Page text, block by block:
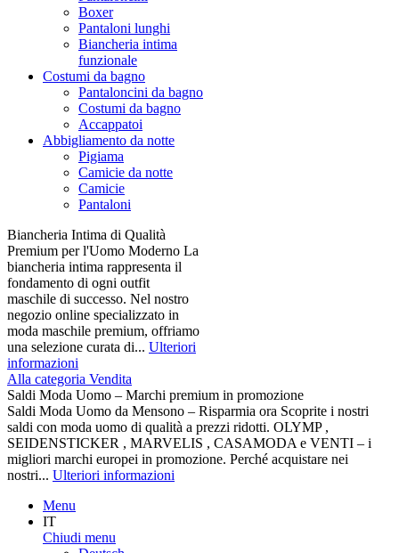
Boxer
Pantaloni lunghi
Biancheria intima
funzionale
Costumi da bagno
Pantaloncini da bagno
Costumi da bagno
Accappatoi
Abbigliamento da notte
Pigiama
Camicie da notte
Camicie
Pantaloni
Biancheria Intima di Qualità
Premium per l'Uomo Moderno La
biancheria intima rappresenta il
fondamento di ogni outfit
maschile di successo. Nel nostro
negozio online specializzato in
moda maschile premium, offriamo
una selezione curata di... Ulteriori
informazioni
Alla categoria Vendita
Saldi Moda Uomo – Marchi premium in promozione
Saldi Moda Uomo da Mensono – Risparmia ora Scoprite i nostri
saldi con moda uomo di qualità a prezzi ridotti. OLYMP ,
SEIDENSTICKER , MARVELIS , CASAMODA e VENTI – i
migliori marchi europei in promozione. Perché acquistare nei
nostri... Ulteriori informazioni
Menu
IT
Chiudi menu